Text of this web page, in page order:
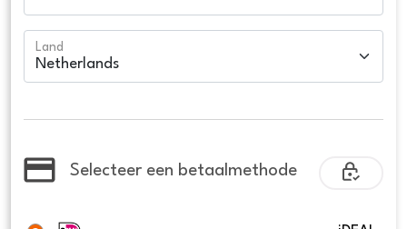
Land
Selecteer een betaalmethode